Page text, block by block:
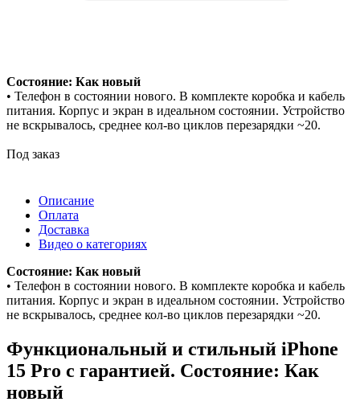
Состояние: Как новый
• Телефон в состоянии нового. В комплекте коробка и кабель
питания. Корпус и экран в идеальном состоянии. Устройство
не вскрывалось, среднее кол-во циклов перезарядки ~20.
Под заказ
Описание
Оплата
Доставка
Видео о категориях
Состояние: Как новый
• Телефон в состоянии нового. В комплекте коробка и кабель
питания. Корпус и экран в идеальном состоянии. Устройство
не вскрывалось, среднее кол-во циклов перезарядки ~20.
Функциональный и стильный iPhone
15 Pro с гарантией. Состояние: Как
новый